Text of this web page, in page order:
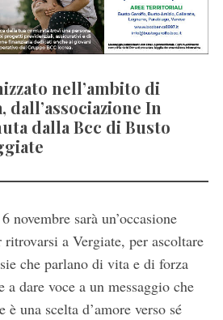
nell’ambito di
dall’associazione In
dalla Bcc di Busto
novembre sarà un’occasione
ritrovarsi a Vergiate, per ascoltare
che parlano di vita e di forza
dare voce a un messaggio che
è una scelta d’amore verso sé